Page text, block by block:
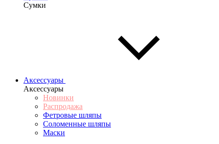
Сумки
Аксессуары
Аксессуары
Новинки
Распродажа
Фетровые шляпы
Соломенные шляпы
Маски